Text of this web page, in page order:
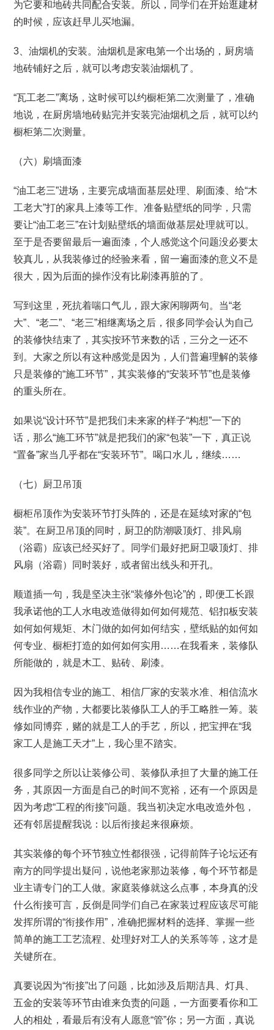
为它要和地砖共同配合安装。所以，同学们在开始逛建材
的时候，应该赶早儿买地漏。
3、油烟机的安装。油烟机是家电第一个出场的，厨房墙
地砖铺好之后，就可以考虑安装油烟机了。
“瓦工老二”离场，这时候可以约橱柜第二次测量了，准确
地说，在厨房墙地砖贴完并安装完油烟机之后，就可以约
橱柜第二次测量。
（六）刷墙面漆
“油工老三”进场，主要完成墙面基层处理、刷面漆、给“木
工老大”打的家具上漆等工作。准备贴壁纸的同学，只需
要让“油工老三”在计划贴壁纸的墙面做基层处理就可以。
至于是否要留最后一遍面漆，个人感觉这个问题没必要太
较真儿，从我装修过的经验来看，留一遍面漆的意义不是
很大，因为后面的操作没有比刷漆再脏的了。
写到这里，死抗着喘口气儿，跟大家闲聊两句。当“老
大”、“老二”、“老三”相继离场之后，很多同学会认为自己
的装修快结束了，其实按环节来数的话，三分之一还不
到。大家之所以有这种感觉是因为，人们普遍理解的装修
只是装修的“施工环节”，其实装修的“安装环节”也是装修
的重头所在。
如果说“设计环节”是把我们未来家的样子“构想”一下的
话，那么“施工环节”就是把我们的家“包装”一下，真正说
“置备”家当几乎都在“安装环节”。喝口水儿，继续……
（七）厨卫吊顶
橱柜吊顶作为安装环节打头阵的，还是在延续对家的“包
装”。在厨卫吊顶的同时，厨卫的防潮吸顶灯、排风扇
（浴霸）应该已经买好了。同学们最好把厨卫吸顶灯、排
风扇（浴霸）同时装好，或者留出线头和开孔。
顺道插一句，我是坚决主张“装修外包论”的，即便工长跟
我承诺他的工人水电改造做得如何如何规范、铝扣板安装
如何如何规矩、木门做的如何如何结实，壁纸贴的如何如
何专业、橱柜打造的如何如何实用……在我看来，装修队
所能做的，就是木工、贴砖、刷漆。
因为我相信专业的施工、相信厂家的安装水准、相信流水
线作业的产物，大都要比装修队工人的手工略胜一筹。装
修如同博弈，赌的就是工人的手艺，所以，把宝押在“我
家工人是施工天才”上，我心里不踏实。
很多同学之所以让装修公司、装修队承担了大量的施工任
务，其原因一方面是自己的时间不宽裕，还有一个原因是
因为考虑“工程的衔接”问题。我当初决定水电改造外包，
还有邻居提醒我说：以后衔接起来很麻烦。
其实装修的每个环节独立性都很强，记得前阵子论坛还有
南方的同学提出疑问，说他老家那边装修，每个环节都是
业主请专门的工人做。家庭装修就这么点事，本身真的没
什么衔接可言，反倒是同学们自己在家装过程应该尽可能
发挥所谓的“衔接作用”，准确把握材料的选择、掌握一些
简单的施工工艺流程、处理好对工人的关系等等，这才是
关键所在。
真要说因为“衔接”出了问题，比如涉及后期洁具、灯具、
五金的安装等环节由谁来负责的问题，一方面要看你和工
人的相处，看最后有没有人愿意“管”你；另一方面，真说